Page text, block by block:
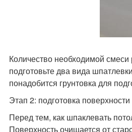
Количество необходимой смеси
подготовьте два вида
понадобится грунтовка для
Этап 2: подготовка поверхности
Перед тем, как шпаклевать
Поверхность очищается от